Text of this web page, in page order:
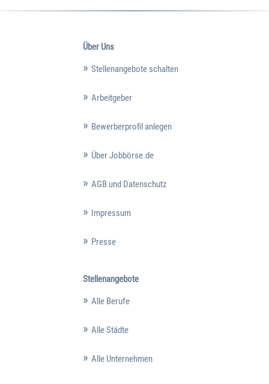
Über Uns
Stellenangebote schalten
Arbeitgeber
Bewerberprofil anlegen
Über Jobbörse.de
AGB und Datenschutz
Impressum
Presse
Stellenangebote
Alle Berufe
Alle Städte
Alle Unternehmen